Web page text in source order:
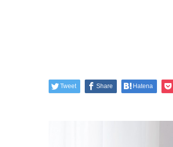
Tweet Share Hatena